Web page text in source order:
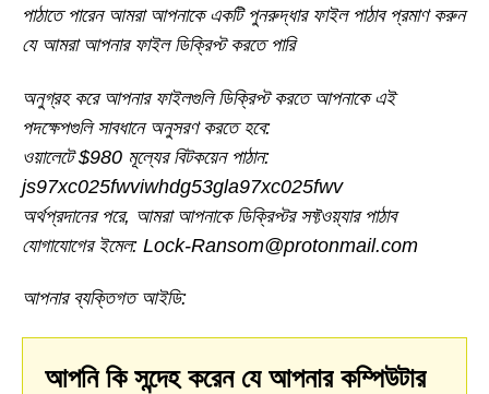
পাঠাতে পারেন আমরা আপনাকে একটি পুনরুদ্ধার ফাইল পাঠাব প্রমাণ করুন
যে আমরা আপনার ফাইল ডিক্রিপ্ট করতে পারি
অনুগ্রহ করে আপনার ফাইলগুলি ডিক্রিপ্ট করতে আপনাকে এই
পদক্ষেপগুলি সাবধানে অনুসরণ করতে হবে:
ওয়ালেটে $980 মূল্যের বিটকয়েন পাঠান:
js97xc025fwviwhdg53gla97xc025fwv
অর্থপ্রদানের পরে, আমরা আপনাকে ডিক্রিপ্টর সফ্টওয়্যার পাঠাব
যোগাযোগের ইমেল: Lock-Ransom@protonmail.com
আপনার ব্যক্তিগত আইডি:
আপনি কি সন্দেহ করেন যে আপনার কম্পিউটার